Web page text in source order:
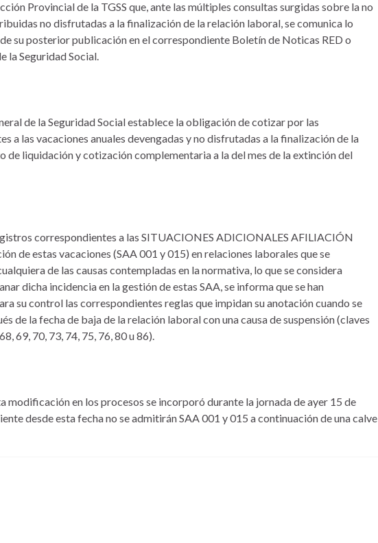
Provincial de la TGSS que, ante las múltiples consultas surgidas sobre la no
no disfrutadas a la finalización de la relación laboral, se comunica lo
su posterior publicación en el correspondiente Boletín de Noticas RED o
la Seguridad Social.
de la Seguridad Social establece la obligación de cotizar por las
a las vacaciones anuales devengadas y no disfrutadas a la finalización de la
de liquidación y cotización complementaria a la del mes de la extinción del
correspondientes a las SITUACIONES ADICIONALES AFILIACIÓN
de estas vacaciones (SAA 001 y 015) en relaciones laborales que se
de las causas contempladas en la normativa, lo que se considera
dicha incidencia en la gestión de estas SAA, se informa que se han
su control las correspondientes reglas que impidan su anotación cuando se
de la fecha de baja de la relación laboral con una causa de suspensión (claves
69, 70, 73, 74, 75, 76, 80 u 86).
modificación en los procesos se incorporó durante la jornada de ayer 15 de
desde esta fecha no se admitirán SAA 001 y 015 a continuación de una calve